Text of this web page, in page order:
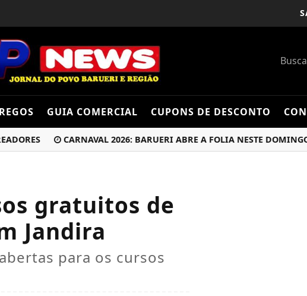
GUIA COMERCIAL CUPONS DE DESCONTO
CARNAVAL 2026: BARUERI ABRE A FOLIA NESTE DOMINGO (15)
gratuitos de
Jandira
para os cursos